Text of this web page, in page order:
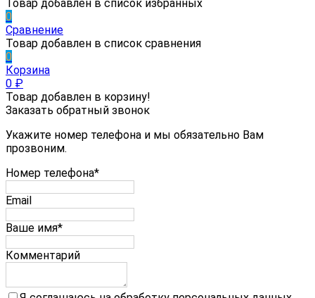
Товар добавлен в список избранных
0
Сравнение
Товар добавлен в список сравнения
0
Корзина
0 ₽
Товар добавлен в корзину!
Заказать обратный звонок
Укажите номер телефона и мы обязательно Вам
прозвоним.
Номер телефона*
Email
Ваше имя*
Комментарий